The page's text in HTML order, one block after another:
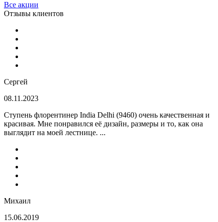
Все акции
Отзывы клиентов
Сергей
08.11.2023
Ступень флорентинер India Delhi (9460) очень качественная и
красивая. Мне понравился её дизайн, размеры и то, как она
выглядит на моей лестнице. ...
Михаил
15.06.2019